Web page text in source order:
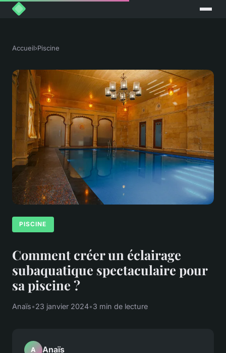
Accueil›Piscine
PISCINE
Comment créer un éclairage
subaquatique spectaculaire pour
sa piscine ?
Anaïs•23 janvier 2024•3 min de lecture
A Anaïs